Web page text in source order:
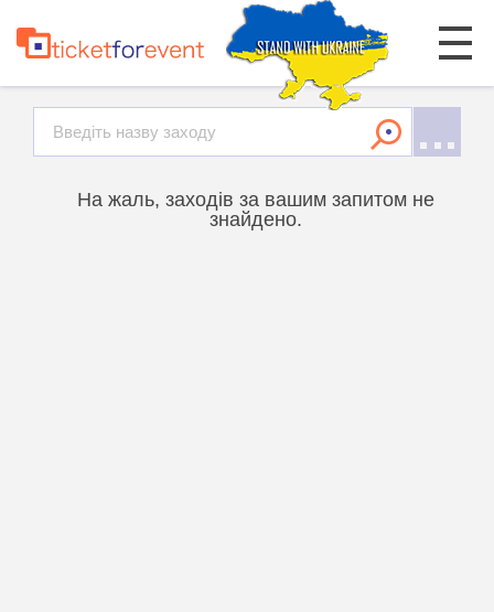
На жаль, заходів за вашим запитом не
знайдено.